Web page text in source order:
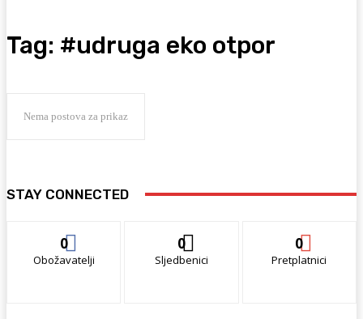
Tag: #udruga eko otpor
Nema postova za prikaz
STAY CONNECTED
0
Obožavatelji
0
Sljedbenici
0
Pretplatnici